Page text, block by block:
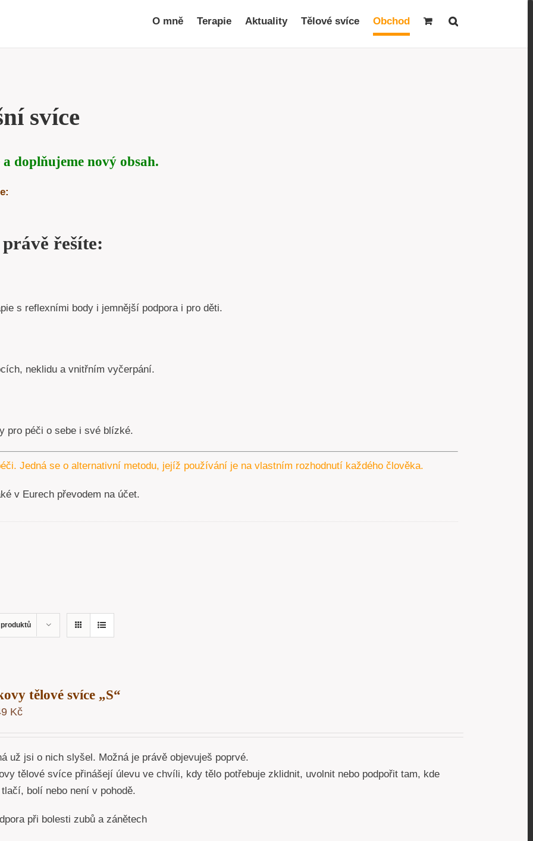
O mně Terapie Aktuality Tělové svíce Obchod
svíce
doplňujeme nový obsah.
řešíte:
s reflexními body i jemnější podpora i pro děti.
neklidu a vnitřním vyčerpání.
pro péči o sebe i své blízké.
Jedná se o alternativní metodu, jejíž používání je na vlastním rozhodnutí každého člověka.
v Eurech převodem na účet.
tělové svíce „S“
Kč
už jsi o nich slyšel. Možná je právě objevuješ poprvé.
tělové svíce přinášejí úlevu ve chvíli, kdy tělo potřebuje zklidnit, uvolnit nebo podpořit tam, kde
tlačí, bolí nebo není v pohodě.
při bolesti zubů a zánětech